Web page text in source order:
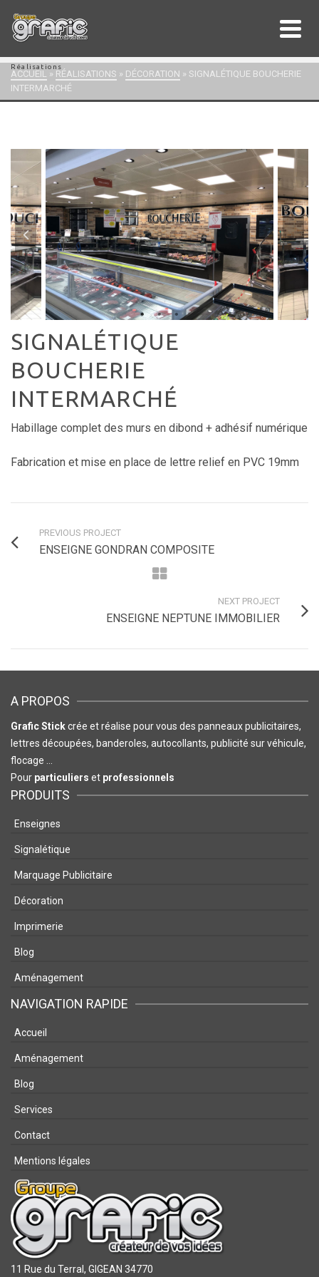
Réalisations
ACCUEIL » RÉALISATIONS » DÉCORATION » SIGNALÉTIQUE BOUCHERIE
INTERMARCHÉ
SIGNALÉTIQUE
BOUCHERIE
INTERMARCHÉ
Habillage complet des murs en dibond + adhésif numérique
Fabrication et mise en place de lettre relief en PVC 19mm
PREVIOUS PROJECT
ENSEIGNE GONDRAN COMPOSITE
NEXT PROJECT
ENSEIGNE NEPTUNE IMMOBILIER
A PROPOS
Grafic Stickcrée et réalise pour vous des panneaux publicitaires,
lettres découpées, banderoles, autocollants, publicité sur véhicule,
flocage …
Pour particuliers et professionnels
PRODUITS
Enseignes
Signalétique
Marquage Publicitaire
Décoration
Imprimerie
Blog
Aménagement
NAVIGATION RAPIDE
Accueil
Aménagement
Blog
Services
Contact
Mentions légales
11 Rue du Terral, GIGEAN 34770